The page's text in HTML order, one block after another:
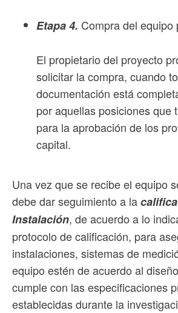
Etapa 4. Compra del equipo
El propietario del proyecto
solicitar la compra, cuando
documentación está
por aquellas posiciones que
para la aprobación de los
capital.
Una vez que se recibe el equipo
debe dar seguimiento a la
Instalación, de acuerdo a lo
protocolo de calificación, para
instalaciones, sistemas de
equipo estén de acuerdo al
cumple con las especificaciones
establecidas durante la